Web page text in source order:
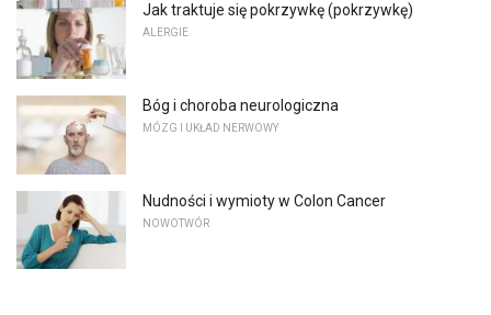
Jak traktuje się pokrzywkę (pokrzywkę)
ALERGIE
Bóg i choroba neurologiczna
MÓZG I UKŁAD NERWOWY
Nudności i wymioty w Colon Cancer
NOWOTWÓR